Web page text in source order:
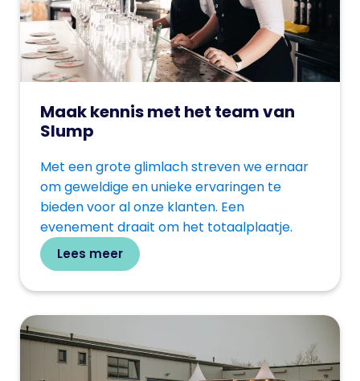
Maak kennis met het team van
Slump
Met een grote glimlach streven we ernaar
om geweldige en unieke ervaringen te
bieden voor al onze klanten. Een
evenement draait om het totaalplaatje.
Lees meer